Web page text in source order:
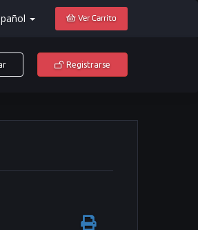
Ver Carrito
Registrarse